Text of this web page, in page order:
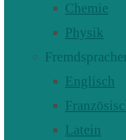
Chemie
Physik
Englisch
Latein